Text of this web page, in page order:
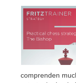
comprenden